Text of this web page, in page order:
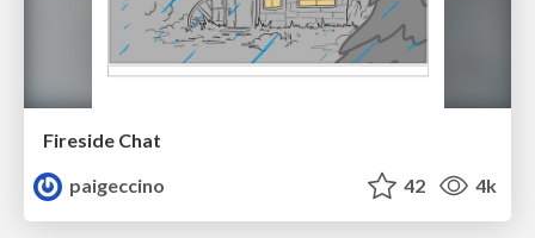
Fireside Chat
paigeccino
42 4k